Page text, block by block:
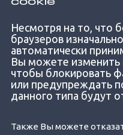
Несмотря на то, что
браузеров
автоматически
Вы можете изменить
чтобы блокировать
или предупреждать
данного типа будут
Также Вы можете